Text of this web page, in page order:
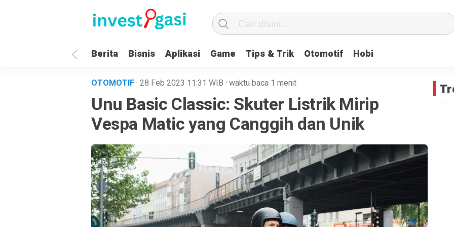
Berita Bisnis Aplikasi Game Tips & Trik Otomotif Hobi
OTOMOTIF· 28 Feb 2023 11:31 WIB · waktu baca 1 menit
Unu Basic Classic: Skuter Listrik Mirip
Vespa Matic yang Canggih dan Unik